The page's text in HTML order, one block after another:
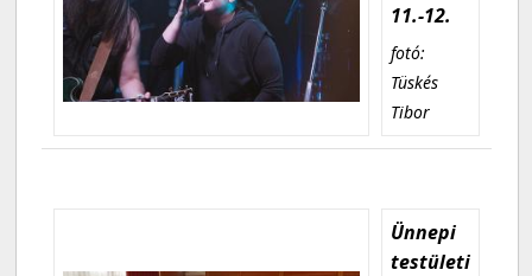
11.-12.
fotó:
Tüskés
Tibor
Ünnepi
testületi